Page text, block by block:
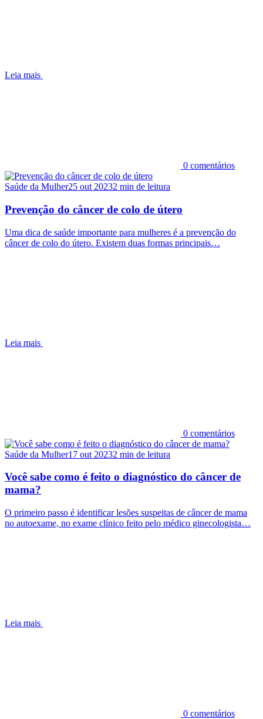
Leia mais
0 comentários
Saúde da Mulher25 out 20232 min de leitura
Prevenção do câncer de colo de útero
Uma dica de saúde importante para mulheres é a prevenção do
câncer de colo do útero. Existem duas formas principais…
Leia mais
0 comentários
Saúde da Mulher17 out 20232 min de leitura
Você sabe como é feito o diagnóstico do câncer de
mama?
O primeiro passo é identificar lesões suspeitas de câncer de mama
no autoexame, no exame clínico feito pelo médico ginecologista…
Leia mais
0 comentários